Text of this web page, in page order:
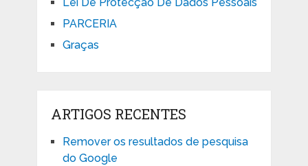
PARCERIA
Graças
ARTIGOS RECENTES
Remover os resultados de pesquisa
do Google